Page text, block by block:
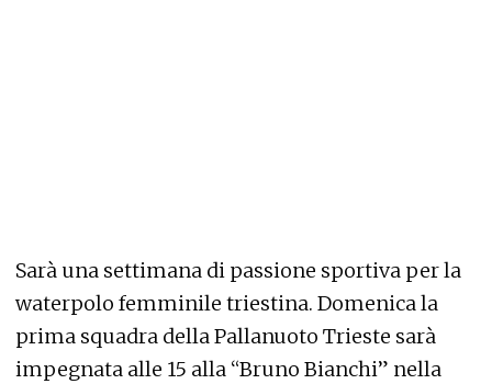
Sarà una settimana di passione sportiva per la
waterpolo femminile triestina. Domenica la
prima squadra della Pallanuoto Trieste sarà
impegnata alle 15 alla “Bruno Bianchi” nella